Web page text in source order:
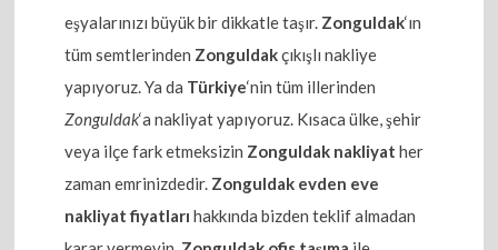
eşyalarınızı büyük bir dikkatle taşır. Zonguldak‘ın
tüm semtlerinden Zonguldakçıkışlı nakliye
yapıyoruz. Ya da Türkiye‘nin tüm illerinden
Zonguldak‘a nakliyat yapıyoruz. Kısaca ülke, şehir
veya ilçe fark etmeksizin Zonguldak nakliyat her
zaman emrinizdedir. Zonguldak evden eve
nakliyat fiyatları hakkında bizden teklif almadan